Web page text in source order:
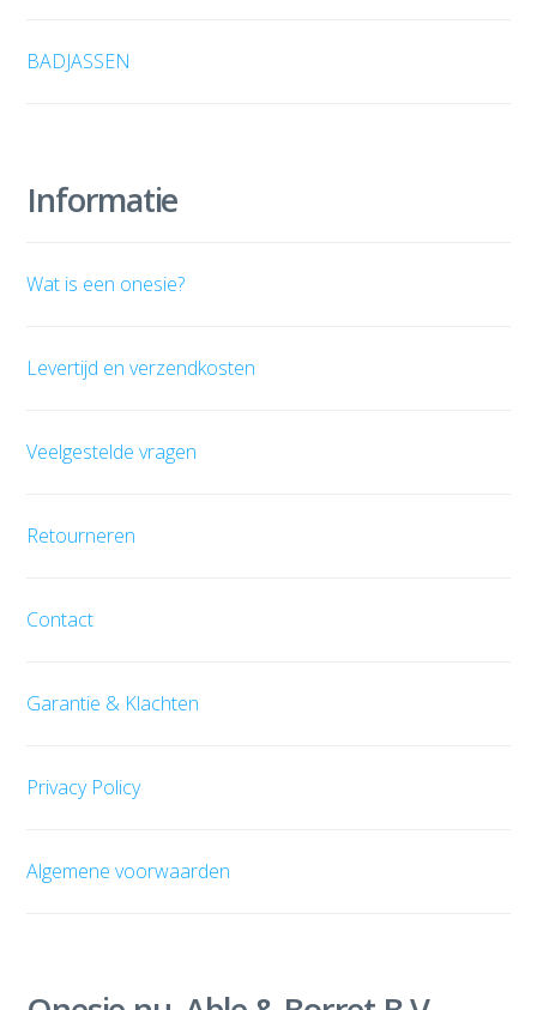
BADJASSEN
Informatie
Wat is een onesie?
Levertijd en verzendkosten
Veelgestelde vragen
Retourneren
Contact
Garantie & Klachten
Privacy Policy
Algemene voorwaarden